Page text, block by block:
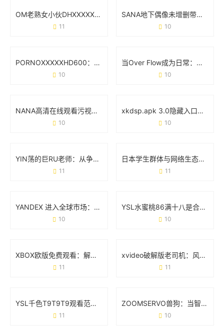
OM老熟女小伙DHXⅩXXX：一场跨代际的社交狂欢
11
SANA地下偶像未增删带歌词：用原生态音乐撕开流量假面
10
PORNOⅩXXXXHD600：当技术参数成为行业现象级标签
10
当Over Flow成为日常：那些藏不住的“溢出”真相
10
NANA高清在线观看污视频完整版：你需要知道的那些事
10
xkdsp.apk 3.0隐藏入口特色：如何用细节设计重新定义工具体验
10
YIN荡的巨RU老师：从争议人设到文化符号的逆袭之路
11
日本学生群体与网络生态：从“tube8日本videos学生”现象说起
11
YANDEX 进入全球市场：一场低调却凶猛的技术突围战
10
YSL水蜜桃86满十八是合法的吗？从法规到现实的全面解答
10
XBOX欧版免费观看：解锁欧洲区游戏与影音的隐藏玩法
11
xvideo破解版老司机：风险提示与真实用户反馈
11
YSL千色T9T9T9观看范围：从试色到出圈的万能公式
11
ZOOMSERVO兽狗：当智能科技遇见宠物新生态
10